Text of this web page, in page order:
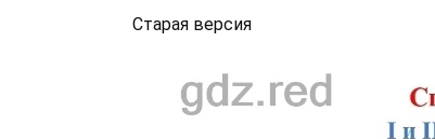
Старая версия